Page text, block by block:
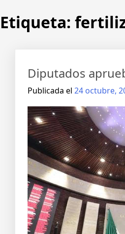
Etiqueta:
Diputados
Publicada el 24 octubre,